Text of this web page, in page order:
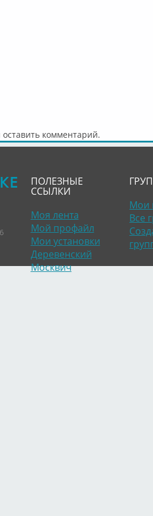
комментарий.
ПОЛЕЗНЫЕ
ССЫЛКИ
Моя лента
Мой профайл
Мои установки
Деревенский
Москвич
Мои
Все